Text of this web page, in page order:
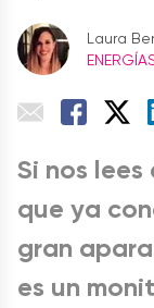
Laura
Si nos
que ya
gran
es un